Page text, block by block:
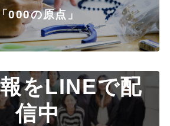
「000の原点」
をLINEで配
信中